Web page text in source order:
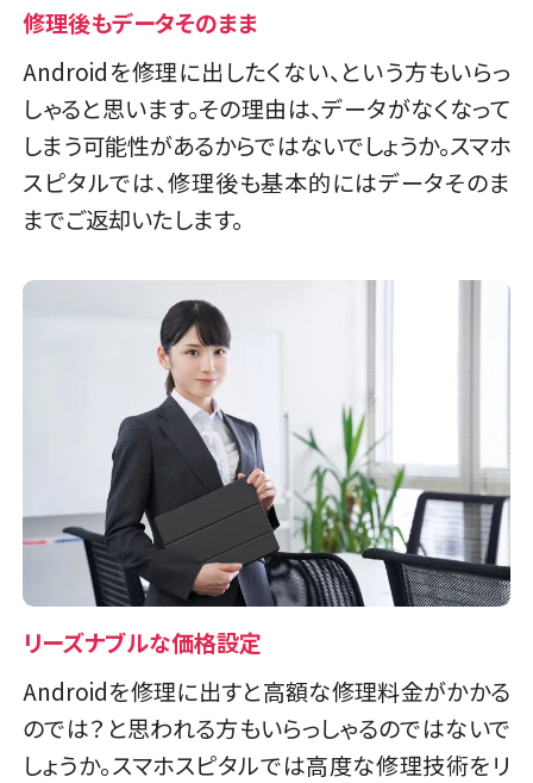
修理後もデータそのまま
Androidを修理に出したくない、という方もいらっ
しゃると思います。その理由は、データがなくなって
しまう可能性があるからではないでしょうか。スマホ
スピタルでは、修理後も基本的にはデータそのま
までご返却いたします。
リーズナブルな価格設定
Androidを修理に出すと高額な修理料金がかかる
のでは？と思われる方もいらっしゃるのではないで
しょうか。スマホスピタルでは高度な修理技術をリ